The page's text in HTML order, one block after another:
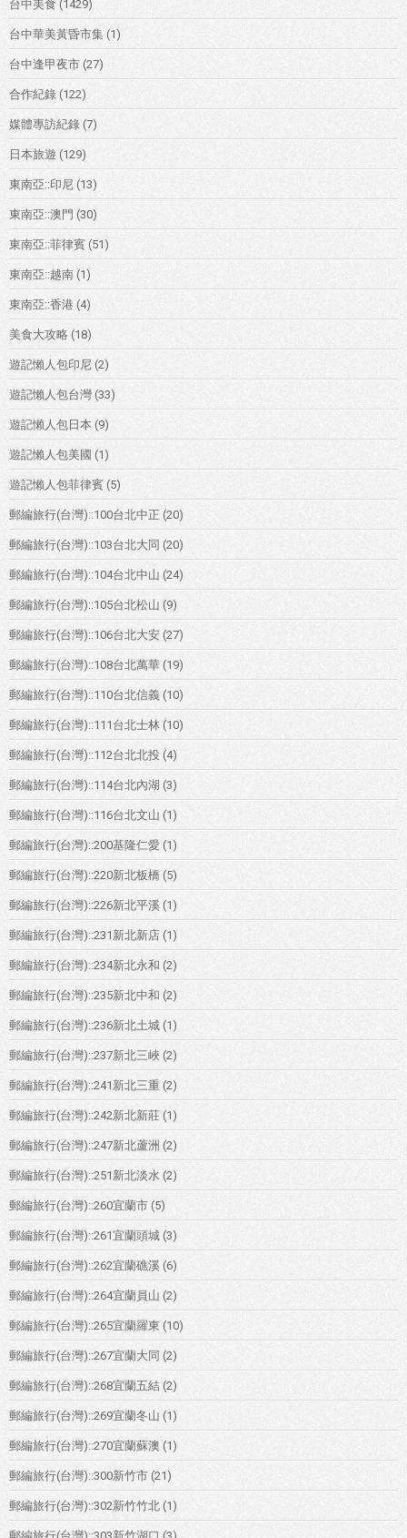
台中美食 (1429)
台中華美黃昏市集 (1)
台中逢甲夜市 (27)
合作紀錄 (122)
媒體專訪紀錄 (7)
日本旅遊 (129)
東南亞::印尼 (13)
東南亞::澳門 (30)
東南亞::菲律賓 (51)
東南亞::越南 (1)
東南亞::香港 (4)
美食大攻略 (18)
遊記懶人包印尼 (2)
遊記懶人包台灣 (33)
遊記懶人包日本 (9)
遊記懶人包美國 (1)
遊記懶人包菲律賓 (5)
郵編旅行(台灣)::100台北中正 (20)
郵編旅行(台灣)::103台北大同 (20)
郵編旅行(台灣)::104台北中山 (24)
郵編旅行(台灣)::105台北松山 (9)
郵編旅行(台灣)::106台北大安 (27)
郵編旅行(台灣)::108台北萬華 (19)
郵編旅行(台灣)::110台北信義 (10)
郵編旅行(台灣)::111台北士林 (10)
郵編旅行(台灣)::112台北北投 (4)
郵編旅行(台灣)::114台北內湖 (3)
郵編旅行(台灣)::116台北文山 (1)
郵編旅行(台灣)::200基隆仁愛 (1)
郵編旅行(台灣)::220新北板橋 (5)
郵編旅行(台灣)::226新北平溪 (1)
郵編旅行(台灣)::231新北新店 (1)
郵編旅行(台灣)::234新北永和 (2)
郵編旅行(台灣)::235新北中和 (2)
郵編旅行(台灣)::236新北土城 (1)
郵編旅行(台灣)::237新北三峽 (2)
郵編旅行(台灣)::241新北三重 (2)
郵編旅行(台灣)::242新北新莊 (1)
郵編旅行(台灣)::247新北蘆洲 (2)
郵編旅行(台灣)::251新北淡水 (2)
郵編旅行(台灣)::260宜蘭市 (5)
郵編旅行(台灣)::261宜蘭頭城 (3)
郵編旅行(台灣)::262宜蘭礁溪 (6)
郵編旅行(台灣)::264宜蘭員山 (2)
郵編旅行(台灣)::265宜蘭羅東 (10)
郵編旅行(台灣)::267宜蘭大同 (2)
郵編旅行(台灣)::268宜蘭五結 (2)
郵編旅行(台灣)::269宜蘭冬山 (1)
郵編旅行(台灣)::270宜蘭蘇澳 (1)
郵編旅行(台灣)::300新竹市 (21)
郵編旅行(台灣)::302新竹竹北 (1)